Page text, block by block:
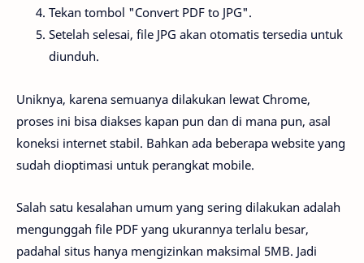
Tekan tombol "Convert PDF to JPG".
Setelah selesai, file JPG akan otomatis tersedia untuk
diunduh.
Uniknya, karena semuanya dilakukan lewat Chrome,
proses ini bisa diakses kapan pun dan di mana pun, asal
koneksi internet stabil. Bahkan ada beberapa website yang
sudah dioptimasi untuk perangkat mobile.
Salah satu kesalahan umum yang sering dilakukan adalah
mengunggah file PDF yang ukurannya terlalu besar,
padahal situs hanya mengizinkan maksimal 5MB. Jadi